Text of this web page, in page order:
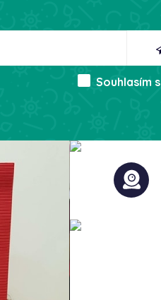
Souhlasím s